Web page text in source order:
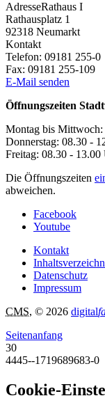
AdresseRathaus I
Rathausplatz 1
92318 Neumarkt
Kontakt
Telefon: 09181 255-0
Fax: 09181 255-109
E-Mail senden
Öffnungszeiten
Montag bis
Donnerstag: 08.30 -
Freitag: 08.30 - 13.00
Die Öffnungszeiten
abweichen.
Facebook
Youtube
Kontakt
Datenschutz
Impressum
CMS, © 2026 digital
Seitenanfang
30
4445--1719689683-0
Cookie-